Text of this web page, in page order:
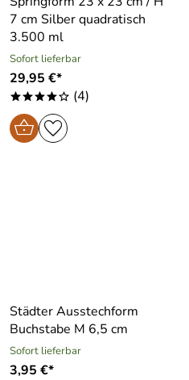
7 cm Silber quadratisch
3.500 ml
Sofort lieferbar
29,95 €*
****o (4)
Städter Ausstechform
Buchstabe M 6,5 cm
Sofort lieferbar
3,95 €*